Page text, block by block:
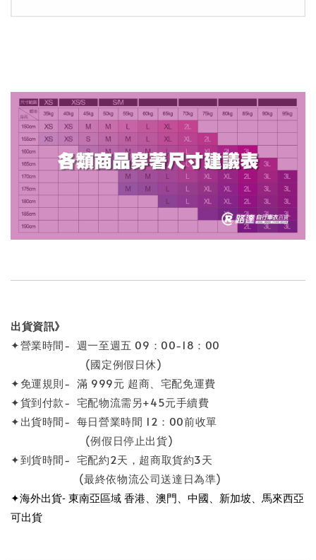
出貨資訊》
✦營業時間- 週一至週五 09：00-18：00
(國定例假日休)
✦免運規則- 滿 999元 超商、宅配免運費
✦貨到付款- 宅配物流需另+45元手續費
✦出貨時間- 每日營業時間 12：00前收單
(例假日停止出貨)
✦到貨時間- 宅配約2天，超商取貨約3天
(最終依物流公司送達日為準)
✦海外出貨- 東南亞區域 香港、澳門、中國、新加坡、馬來西亞
可出貨